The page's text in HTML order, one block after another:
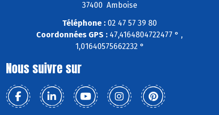
37400 Amboise
Téléphone : 02 47 57 39 80
Coordonnées GPS : 47,4164804722477 ° ,
1,01640575662232 °
Nous suivre sur